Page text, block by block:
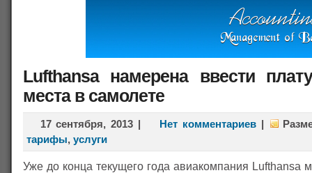
Lufthansa намерена ввести
места в самолете
17 сентября, 2013 | Нет комментариев |
тарифы, услуги
Уже до конца текущего года авиакомпания Lufthansa